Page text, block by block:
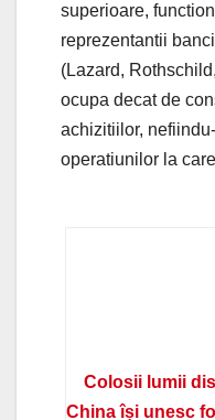
superioare,
reprezentantii
(Lazard,
ocupa decat de
achizitiilor,
operatiunilor la
Colosii lumii
China își unesc